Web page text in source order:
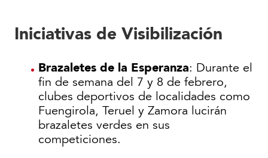
Iniciativas de Visibilización
Brazaletes de la Esperanza: Durante el
fin de semana del 7 y 8 de febrero,
clubes deportivos de localidades como
Fuengirola, Teruel y Zamora lucirán
brazaletes verdes en sus
competiciones.